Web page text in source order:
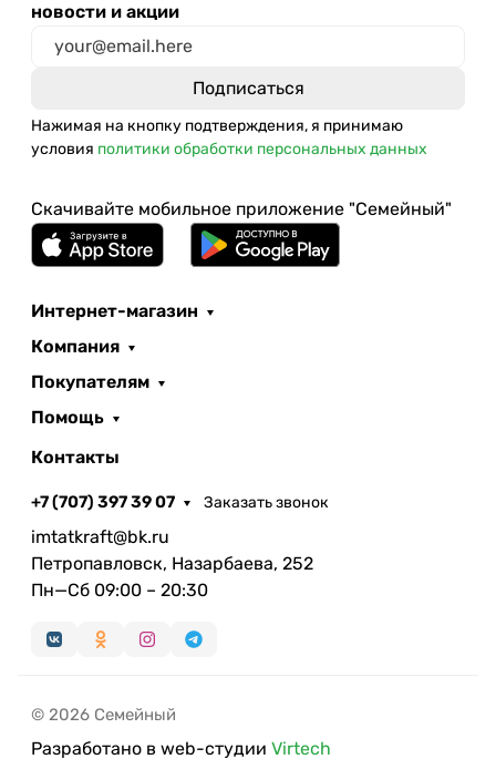
новости и акции
Нажимая на кнопку подтверждения, я принимаю
условия политики обработки персональных данных
Скачивайте мобильное приложение "Семейный"
Интернет-магазин
Компания
Покупателям
Помощь
Контакты
+7 (707) 397 39 07 Заказать звонок
imtatkraft@bk.ru
Петропавловск, Назарбаева, 252
Пн—Сб 09:00 – 20:30
© 2026 Семейный
Разработано в web-студии Virtech